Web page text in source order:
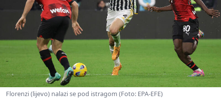
Florenzi (lijevo) nalazi se pod istragom (Foto: EPA-EFE)